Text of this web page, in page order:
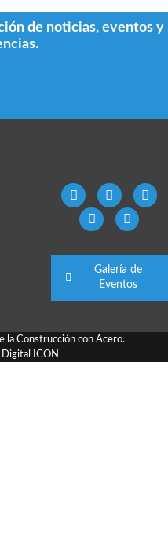
de noticias, eventos y
Galería de
Eventos
Construcción con Acero.
Digital ICON